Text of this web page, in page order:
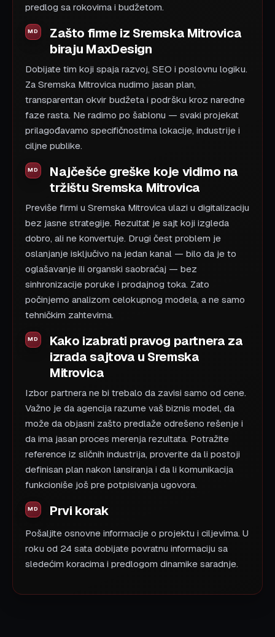
predlog sa rokovima i budžetom.
Zašto firme iz Sremska Mitrovica
biraju MaxDesign
Dobijate tim koji spaja razvoj, SEO i poslovnu logiku.
Za Sremska Mitrovica nudimo jasan plan,
transparentan okvir budžeta i podršku kroz naredne
faze rasta. Ne radimo po šablonu — svaki projekat
prilagođavamo specifičnostima lokacije, industrije i
ciljne publike.
Najčešće greške koje vidimo na
tržištu Sremska Mitrovica
Previše firmi u Sremska Mitrovica ulazi u digitalizaciju
bez jasne strategije. Rezultat je sajt koji izgleda
dobro, ali ne konvertuje. Drugi čest problem je
oslanjanje isključivo na jedan kanal — bilo da je to
oglašavanje ili organski saobraćaj — bez
sinhronizacije poruke i prodajnog toka. Zato
počinjemo analizom celokupnog modela, a ne samo
tehničkim zahtevima.
Kako izabrati pravog partnera za
izrada sajtova u Sremska
Mitrovica
Izbor partnera ne bi trebalo da zavisi samo od cene.
Važno je da agencija razume vaš biznis model, da
može da objasni zašto predlaže odrešeno rešenje i
da ima jasan proces merenja rezultata. Potražite
reference iz sličnih industrija, proverite da li postoji
definisan plan nakon lansiranja i da li komunikacija
funkcioniše još pre potpisivanja ugovora.
Prvi korak
Pošaljite osnovne informacije o projektu i ciljevima. U
roku od 24 sata dobijate povratnu informaciju sa
sledećim koracima i predlogom dinamike saradnje.